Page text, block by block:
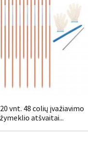
vnt. 48 colių įvažiavimo
žymeklio atšvaitai...